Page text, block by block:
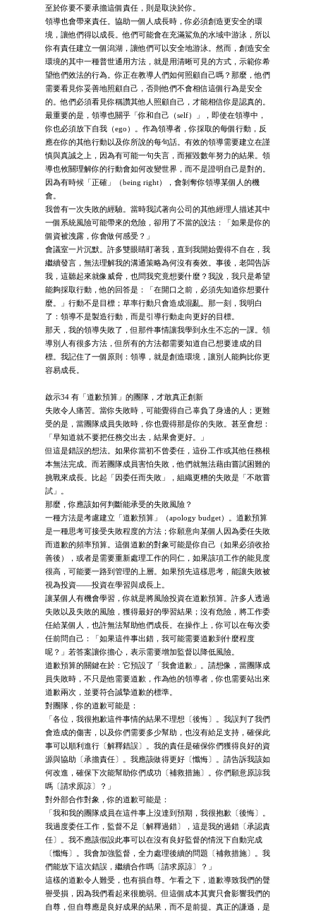
至於你要不要承擔這個責任，則是取決於你。
領導也會帶來責任。協助一個人成長時，你必須創造更安全的環
境，讓他們得以成長。他們可能會在充滿鯊魚的水域中游泳，所以
你有責任建立一個潟湖，讓他們可以安全地游泳。然而，創造安全
環境的其中一種普世通用方法，就是用清晰可見的方式，示範你希
望他們效法的行為。你正在教導人們如何照顧自己嗎？那麼，他們
需要看見你妥善地照顧自己，否則他們不會相信這個行為是安全
的。他們必須看見你稱讚其他人照顧自己，才能相信你是認真的。
最重要的是，領導也關乎「你和自己（self）」，即使在領導中，
你也必須放下自我（ego）。作為領導者，你採取的每個行動，反
應在你的其他行動以及你所說的每句話。有效的領導需要建立在謹
慎與真誠之上，因為有可能一句失言，而摧毀數年努力的結果。領
導也攸關理解你的行動會如何改變世界，而不是證明自己是對的。
因為有時候「正確」（being right），會剝奪你領導某個人的機
會。
我曾有一次失敗的經驗。當時我試著向公司的其他經理人描述其中
一個系統風險可能帶來的危險，卻用了不當的說法：「如果是你的
個資被洩露，你會做何感受？」
會議室一片沉默。許多雙眼睛盯著我，直到我開始覺得不自在，我
繼續發言，無法理解我的溝通策略為何沒有奏效。事後，老闆告訴
我，這聽起來就像威脅，也問我究竟想要什麼？我說，我只是希望
能夠採取行動，他的回答是：「在開口之前，必須先知道你想要什
麼。」行動不是目標；草率行動只會造成混亂。那一刻，我明白
了：領導不是製造行動，而是引導行動走向更好的目標。
那天，我的領導失敗了，但那件事情讓我學到永生不忘的一課。領
導別人有很多方法，但所有的方法都需要知道自己想要達成的目
標。我記住了一個原則：領導，就是創造環境，讓別人能夠比你更
容易成長。
啟示34 有「道歉預算」的團隊，才敢真正創新
失敗令人痛苦。當你失敗時，可能覺得自己辜負了身邊的人；更難
受的是，當團隊成員失敗時，你也覺得那是你的失敗。甚至會想：
「早知道就不要把任務交出去，結果會更好。」
但這是錯誤的想法。如果你當初不曾委任，這份工作或其他任務根
本無法完成。而若團隊成員害怕失敗，他們就無法藉由嘗試困難的
挑戰來成長。比起「因委任而失敗」，組織更糟的失敗是「不敢嘗
試」。
那麼，你應該如何判斷能承受的失敗風險？
一種方法是考慮建立「道歉預算」（apology budget）。道歉預算
是一種思考可接受失敗程度的方法；你願意向某個人因為委任失敗
而道歉的頻率預算。這個道歉的對象可能是你自己（如果必須收拾
善後），或者是需要重新處理工作的同仁，如果該項工作的能見度
很高，可能要一路到管理的上層。如果預先這樣思考，能讓失敗被
視為投資——投資在學習與成長上。
讓某個人有機會學習，你就是將風險投資在道歉預算。許多人透過
失敗以及失敗的風險，獲得最好的學習結果；沒有危險，將工作委
任給某個人，也許無法幫助他們成長。在操作上，你可以在每次委
任前問自己：「如果這件事出錯，我可能需要道歉到什麼程度
呢？」若答案讓你擔心，表示需要增加監督以降低風險。
道歉預算的關鍵在於：它預設了「我會道歉」。請想像，當團隊成
員失敗時，不只是他需要道歉，作為他的領導者，你也需要站出來
道歉兩次，並要符合誠摯道歉的標準。
對團隊，你的道歉可能是：
「各位，我很抱歉這件事情的結果不理想〔後悔〕。我誤判了我們
會造成的傷害，以及你們需要多少幫助，也沒有給足支持，確保此
事可以順利進行〔解釋錯誤〕。我的責任是確保你們獲得良好的資
源與協助〔承擔責任〕。我應該做得更好〔懺悔〕。請告訴我該如
何改進，確保下次能幫助你們成功〔補救措施〕。你們願意原諒我
嗎〔請求原諒〕？」
對外部合作對象，你的道歉可能是：
「我和我的團隊成員在這件事上沒達到預期，我很抱歉〔後悔〕。
我過度委任工作，監督不足〔解釋過錯〕，這是我的過錯〔承認責
任〕。我不應該假設此事可以在沒有良好監督的情況下自動完成
〔懺悔〕。我會加強監督，全力處理後續的問題〔補救措施〕。我
們能放下這次錯誤，繼續合作嗎〔請求原諒〕？」
這樣的道歉令人難受，也有損自尊。乍看之下，道歉導致我們的聲
譽受損，因為我們看起來很脆弱。但這個成本其實只會影響我們的
自尊，但自尊應是良好成果的結果，而不是前提。真正的謙遜，是